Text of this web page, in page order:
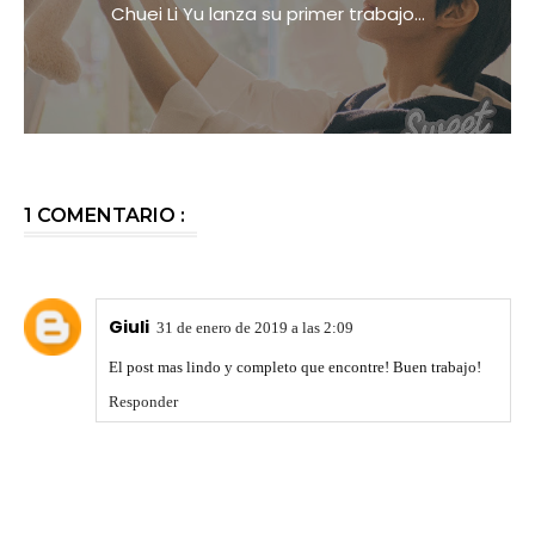
Chuei Li Yu lanza su primer trabajo...
1 COMENTARIO :
Giuli 31 de enero de 2019 a las 2:09
El post mas lindo y completo que encontre! Buen trabajo!
Responder